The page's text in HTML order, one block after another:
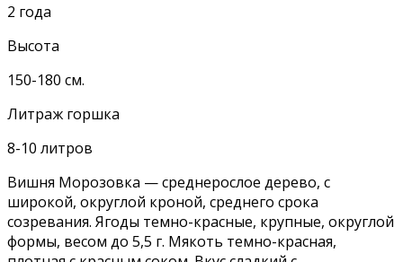
2 года
Высота
150-180 см.
Литраж горшка
8-10 литров
Вишня Морозовка — среднерослое дерево, с
широкой, округлой кроной, среднего срока
созревания. Ягоды темно-красные, крупные, округлой
формы, весом до 5,5 г. Мякоть темно-красная,